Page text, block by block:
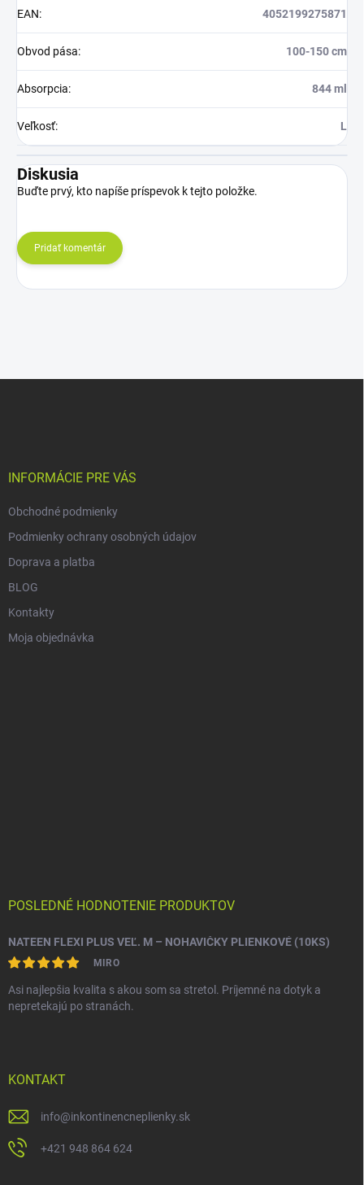
EAN: 4052199275871
Obvod pása: 100-150 cm
Absorpcia: 844 ml
Veľkosť: L
Diskusia
Buďte prvý, kto napíše príspevok k tejto položke.
Pridať komentár
INFORMÁCIE PRE VÁS
Obchodné podmienky
Podmienky ochrany osobných údajov
Doprava a platba
BLOG
Kontakty
Moja objednávka
POSLEDNÉ HODNOTENIE PRODUKTOV
NATEEN FLEXI PLUS VEĽ. M – NOHAVIČKY PLIENKOVÉ (10KS)
MIRO
Asi najlepšia kvalita s akou som sa stretol. Príjemné na dotyk a
nepretekajú po stranách.
KONTAKT
info@inkontinencneplienky.sk
+421 948 864 624